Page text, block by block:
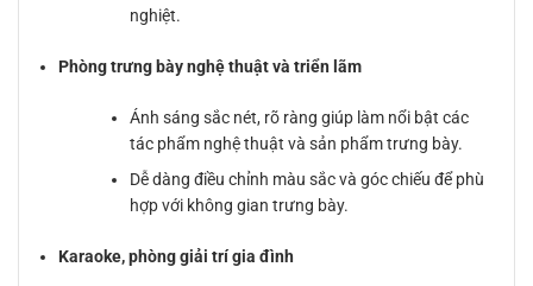
nghiệt.
Phòng trưng bày nghệ thuật và triển lãm
Ánh sáng sắc nét, rõ ràng giúp làm nổi bật các
tác phẩm nghệ thuật và sản phẩm trưng bày.
Dễ dàng điều chỉnh màu sắc và góc chiếu để phù
hợp với không gian trưng bày.
Karaoke, phòng giải trí gia đình